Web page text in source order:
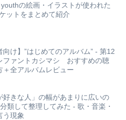
の絵画・イラストが使われた
ットをまとめて紹介
向け】”はじめてのアルバム” - 第12
ファントカシマシ おすすめの聴
＋全アルバムレビュー
好きな人」の幅があまりに広いの
類して整理してみた - 歌・音楽・
う現象